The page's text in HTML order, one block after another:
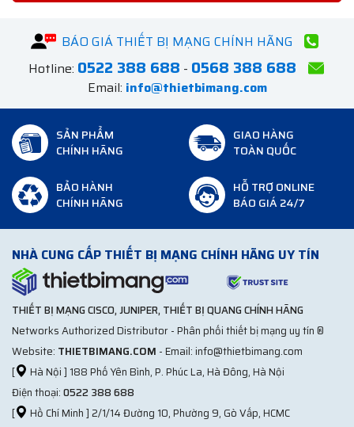
BÁO GIÁ THIẾT BỊ MẠNG CHÍNH HÃNG
Hotline: 0522 388 688 - 0568 388 688
Email: info@thietbimang.com
SẢN PHẨM
CHÍNH HÃNG
GIAO HÀNG
TOÀN QUỐC
BẢO HÀNH
CHÍNH HÃNG
HỖ TRỢ ONLINE
BÁO GIÁ 24/7
NHÀ CUNG CẤP THIẾT BỊ MẠNG CHÍNH HÃNG UY TÍN
THIẾT BỊ MẠNG CISCO, JUNIPER, THIẾT BỊ QUANG CHÍNH HÃNG
Networks Authorized Distributor - Phân phối thiết bị mạng uy tín ®
Website: THIETBIMANG.COM - Email: info@thietbimang.com
[
Hà Nội ] 188 Phố Yên Bình, P. Phúc La, Hà Đông, Hà Nội
Điện thoại:0522 388 688
[
Hồ Chí Minh ] 2/1/14 Đường 10, Phường 9, Gò Vấp, HCMC